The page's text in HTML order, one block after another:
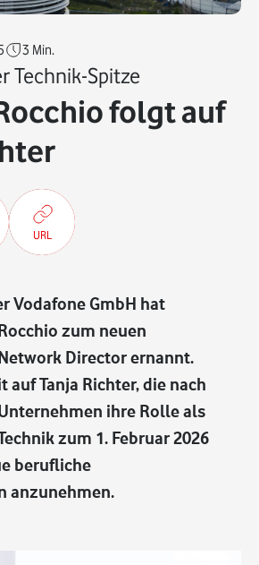
3 Min.
Technik-Spitze
folgt auf
URL
Vodafone GmbH hat
zum neuen
Director ernannt.
Tanja Richter, die nach
ihre Rolle als
zum 1. Februar 2026
berufliche
anzunehmen.